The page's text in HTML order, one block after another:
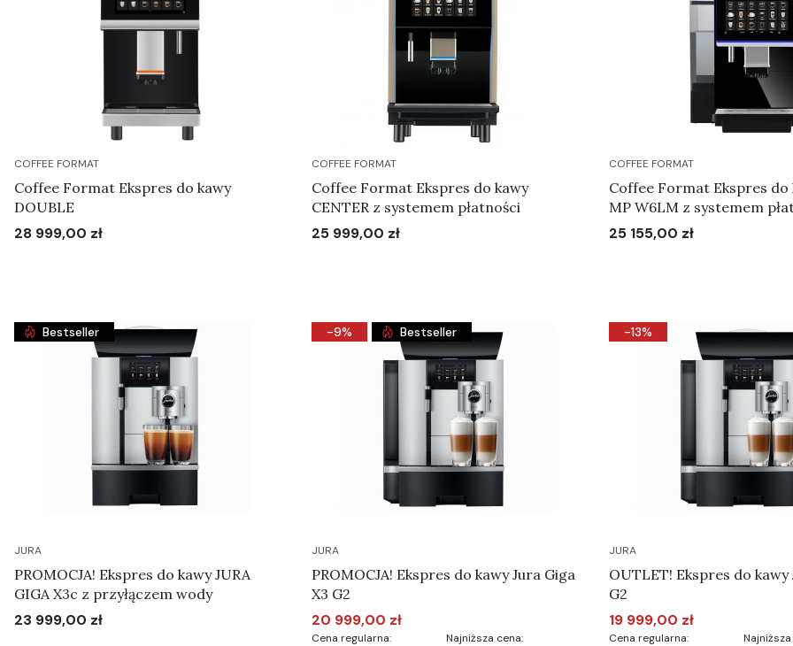
COFFEE FORMAT
Coffee Format Ekspres do kawy
DOUBLE
Cena
28 999,00 zł
COFFEE FORMAT
Coffee Format Ekspres do kawy
CENTER z systemem płatności
Cena
25 999,00 zł
COFFEE FORMAT
Coffee Format Ekspres do
MP W6LM z systemem
Cena
25 155,00 zł
Bestseller
JURA
PROMOCJA! Ekspres do kawy JURA
GIGA X3c z przyłączem wody
Cena
23 999,00 zł
-9% Bestseller
JURA
PROMOCJA! Ekspres do kawy Jura Giga
X3 G2
Cena promocyjna
20 999,00 zł
Cena regularna:
Najniższa cena:
-13%
JURA
OUTLET! Ekspres do kawy
G2
Cena promocyjna
19 999,00 zł
Cena regularna: